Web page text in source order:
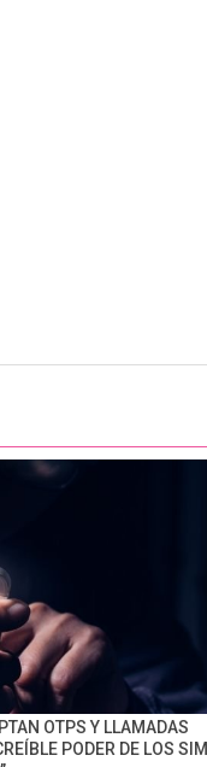
OTPS Y LLAMADAS
PODER DE LOS SIM